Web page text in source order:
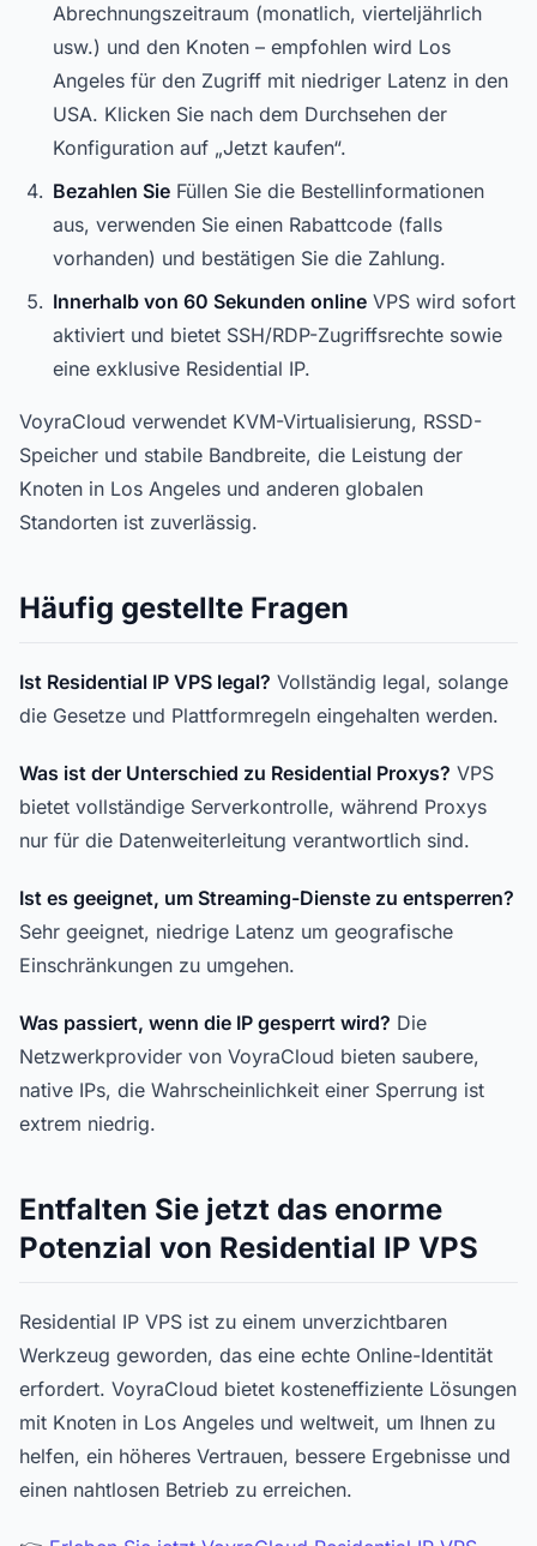
Abrechnungszeitraum (monatlich, vierteljährlich
usw.) und den Knoten – empfohlen wird Los
Angeles für den Zugriff mit niedriger Latenz in den
USA. Klicken Sie nach dem Durchsehen der
Konfiguration auf „Jetzt kaufen“.
Bezahlen Sie Füllen Sie die Bestellinformationen
aus, verwenden Sie einen Rabattcode (falls
vorhanden) und bestätigen Sie die Zahlung.
Innerhalb von 60 Sekunden online VPS wird sofort
aktiviert und bietet SSH/RDP-Zugriffsrechte sowie
eine exklusive Residential IP.
VoyraCloud verwendet KVM-Virtualisierung, RSSD-
Speicher und stabile Bandbreite, die Leistung der
Knoten in Los Angeles und anderen globalen
Standorten ist zuverlässig.
Häufig gestellte Fragen
Ist Residential IP VPS legal? Vollständig legal, solange
die Gesetze und Plattformregeln eingehalten werden.
Was ist der Unterschied zu Residential Proxys? VPS
bietet vollständige Serverkontrolle, während Proxys
nur für die Datenweiterleitung verantwortlich sind.
Ist es geeignet, um Streaming-Dienste zu entsperren?
Sehr geeignet, niedrige Latenz um geografische
Einschränkungen zu umgehen.
Was passiert, wenn die IP gesperrt wird? Die
Netzwerkprovider von VoyraCloud bieten saubere,
native IPs, die Wahrscheinlichkeit einer Sperrung ist
extrem niedrig.
Entfalten Sie jetzt das enorme
Potenzial von Residential IP VPS
Residential IP VPS ist zu einem unverzichtbaren
Werkzeug geworden, das eine echte Online-Identität
erfordert. VoyraCloud bietet kosteneffiziente Lösungen
mit Knoten in Los Angeles und weltweit, um Ihnen zu
helfen, ein höheres Vertrauen, bessere Ergebnisse und
einen nahtlosen Betrieb zu erreichen.